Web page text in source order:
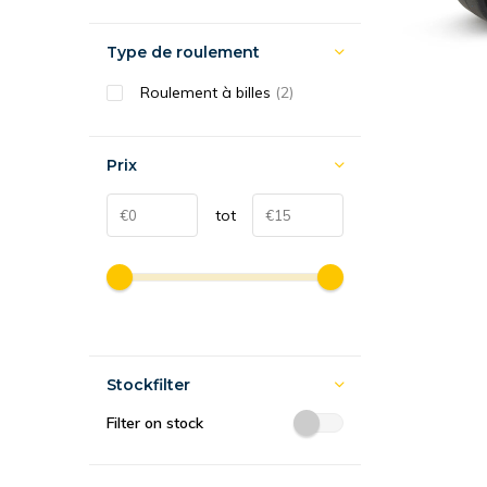
Type de roulement
Roulement à billes (2)
Prix
tot
Stockfilter
Filter on stock